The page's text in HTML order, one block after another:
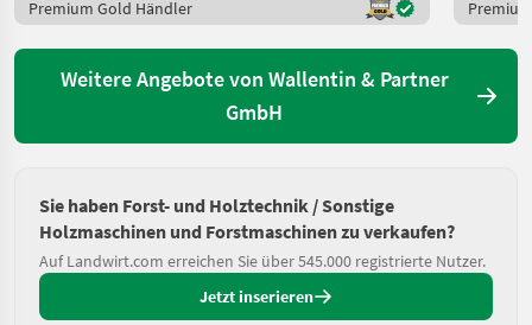
Premium Gold Händler
Weitere Angebote von Wallentin & Partner
GmbH
Sie haben Forst- und Holztechnik / Sonstige
Holzmaschinen und Forstmaschinen zu verkaufen?
Auf Landwirt.com erreichen Sie über 545.000 registrierte Nutzer.
Jetzt inserieren